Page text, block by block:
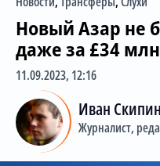
Новый Азар не
даже за £34 млн
11.09.2023, 12:16
Иван Скипин
Журналист,
Чат
Трансферы
Слухи
История Челси
Статистика
Календарь игр